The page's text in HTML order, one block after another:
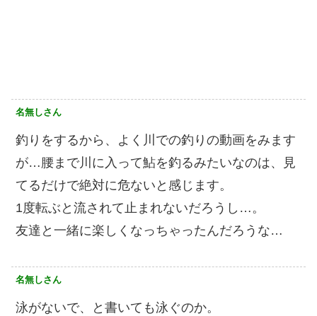
名無しさん
釣りをするから、よく川での釣りの動画をみます
が…腰まで川に入って鮎を釣るみたいなのは、見
てるだけで絶対に危ないと感じます。
1度転ぶと流されて止まれないだろうし…。
友達と一緒に楽しくなっちゃったんだろうな…
名無しさん
泳がないで、と書いても泳ぐのか。